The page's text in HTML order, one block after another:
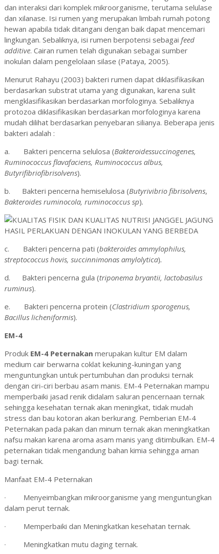
dan interaksi dari komplek mikroorganisme, terutama selulase
dan xilanase. Isi rumen yang merupakan limbah rumah potong
hewan apabila tidak ditangani dengan baik dapat mencemari
lingkungan. Sebaliknya, isi rumen berpotensi sebagai feed
additive. Cairan rumen telah digunakan sebagai sumber
inokulan dalam pengelolaan silase (Pataya, 2005).
Menurut Rahayu (2003) bakteri rumen dapat diklasifikasikan
berdasarkan substrat utama yang digunakan, karena sulit
mengklasifikasikan berdasarkan morfologinya. Sebaliknya
protozoa diklasifikasikan berdasarkan morfologinya karena
mudah dilihat berdasarkan penyebaran silianya. Beberapa jenis
bakteri adalah :
a.
Bakteri pencerna selulosa (Bakteroidessuccinogenes,
Ruminococcus flavafaciens, Ruminococcus albus,
Butyrifibriofibrisolvens).
b.
Bakteri pencerna hemiselulosa (Butyrivibrio fibrisolvens,
Bakteroides ruminocola, ruminococcus sp).
c. Bakteri pencerna pati (bakteroides ammylophilus,
streptococcus hovis, succinnimonas amylolytica).
d.
Bakteri pencerna gula (triponema bryantii, lactobasilus
ruminus).
e.
Bakteri pencerna protein (Clastridium sporogenus,
Bacillus licheniformis).
EM-4
Produk EM-4 Peternakanmerupakan kultur EM dalam
medium cair berwarna coklat kekuning-kuningan yang
menguntungkan untuk pertumbuhan dan produksi ternak
dengan ciri-ciri berbau asam manis. EM-4 Peternakan mampu
memperbaiki jasad renik didalam saluran pencernaan ternak
sehingga kesehatan ternak akan meningkat, tidak mudah
stress dan bau kotoran akan berkurang. Pemberian EM-4
Peternakan pada pakan dan minum ternak akan meningkatkan
nafsu makan karena aroma asam manis yang ditimbulkan. EM-4
peternakan tidak mengandung bahan kimia sehingga aman
bagi ternak.
Manfaat EM-4 Peternakan
·
Menyeimbangkan mikroorganisme yang menguntungkan
dalam perut ternak.
·
Memperbaiki dan Meningkatkan kesehatan ternak.
·
Meningkatkan mutu daging ternak.